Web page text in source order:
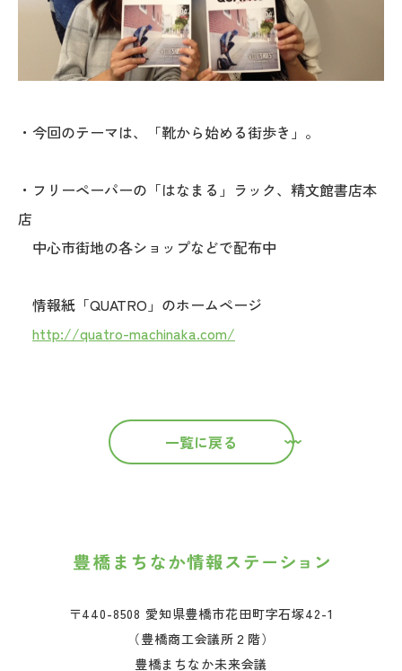
・今回のテーマは、「靴から始める街歩き」。
・フリーペーパーの「はなまる」ラック、精文館書店本
店
中心市街地の各ショップなどで配布中
情報紙「QUATRO」のホームページ
http://quatro-machinaka.com/
一覧に戻る
〒440-8508 愛知県豊橋市花田町字石塚42-1
（豊橋商工会議所２階）
豊橋まちなか未来会議